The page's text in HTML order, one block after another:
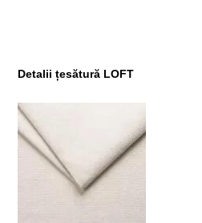
Detalii țesătură LOFT